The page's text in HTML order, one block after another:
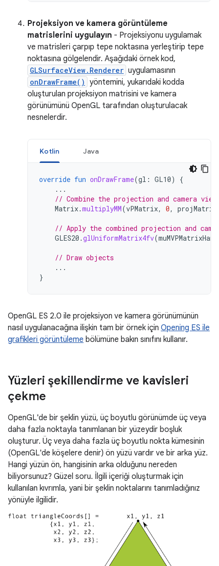
Projeksiyon ve kamera görüntüleme
matrislerini uygulayın - Projeksiyonu uygulamak
ve matrisleri çarpıp tepe noktasına yerleştirip tepe
noktasına gölgelendir. Aşağıdaki örnek kod,
GLSurfaceView.Renderer uygulamasının
onDrawFrame() yöntemini, yukarıdaki kodda
oluşturulan projeksiyon matrisini ve kamera
görünümünü OpenGL tarafından oluşturulacak
nesnelerdir.
Kotlin Java
override fun onDrawFrame(gl : GL10)
{
...
// Combine the projection and camera
Matrix.multiplyMM(vPMatrix, 0, projMatrix
// Apply the combined projection and
GLES20 .glUniformMatrix4fv(
// Draw objects
...
}
OpenGL ES 2.0 ile projeksiyon ve kamera görünümünün
nasıl uygulanacağına ilişkin tam bir örnek için Opening ES ile
grafikleri görüntüleme bölümüne bakın sınıfını kullanır.
Yüzleri şekillendirme ve kavisleri
çekme
OpenGL'de bir şeklin yüzü, üç boyutlu görünümde üç veya
daha fazla noktayla tanımlanan bir yüzeydir boşluk
oluşturur. Üç veya daha fazla üç boyutlu nokta kümesinin
(OpenGL'de köşelere denir) ön yüzü vardır ve bir arka yüz.
Hangi yüzün ön, hangisinin arka olduğunu nereden
biliyorsunuz? Güzel soru. İlgili içeriği oluşturmak için
kullanılan kıvrımla, yani bir şeklin noktalarını tanımladığınız
yönüyle ilgilidir.